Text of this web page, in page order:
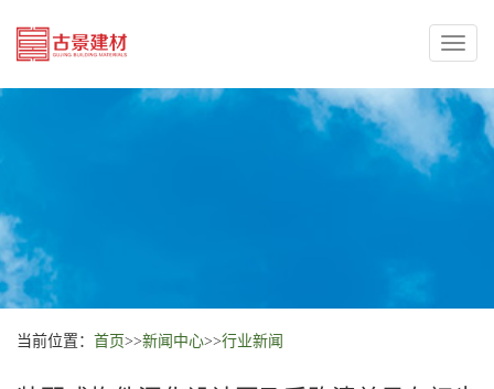
Toggle
当前位置： 首页>>新闻中心>>行业新闻